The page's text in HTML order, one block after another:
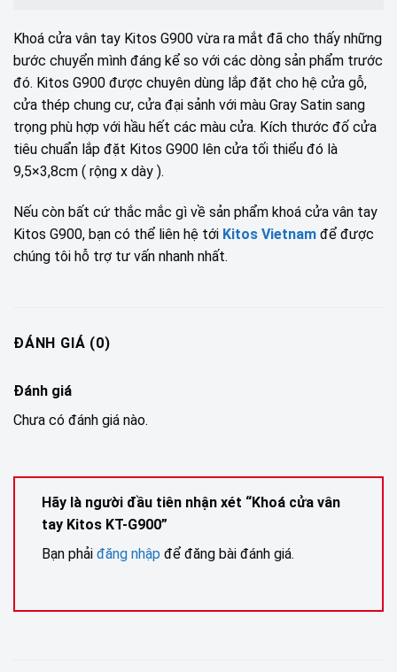
Khoá cửa vân tay Kitos G900 vừa ra mắt đã cho thấy những
bước chuyển mình đáng kể so với các dòng sản phẩm trước
đó. Kitos G900 được chuyên dùng lắp đặt cho hệ cửa gỗ,
cửa thép chung cư, cửa đại sảnh với màu Gray Satin sang
trọng phù hợp với hầu hết các màu cửa. Kích thước đố cửa
tiêu chuẩn lắp đặt Kitos G900 lên cửa tối thiểu đó là
9,5×3,8cm ( rộng x dày ).
Nếu còn bất cứ thắc mắc gì về sản phẩm khoá cửa vân tay
Kitos G900, bạn có thể liên hệ tới Kitos Vietnam để được
chúng tôi hỗ trợ tư vấn nhanh nhất.
ĐÁNH GIÁ (0)
Đánh giá
Chưa có đánh giá nào.
Hãy là người đầu tiên nhận xét “Khoá cửa vân
tay Kitos KT-G900”
Bạn phải đăng nhập để đăng bài đánh giá.